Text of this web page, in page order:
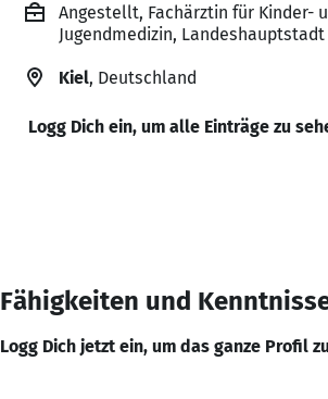
Angestellt, Fachärztin für Kinder-
Jugendmedizin, Landeshauptstadt
Kiel, Deutschland
Logg Dich ein, um alle Einträge zu
Fähigkeiten und
Logg Dich jetzt ein, um das ganze Profil